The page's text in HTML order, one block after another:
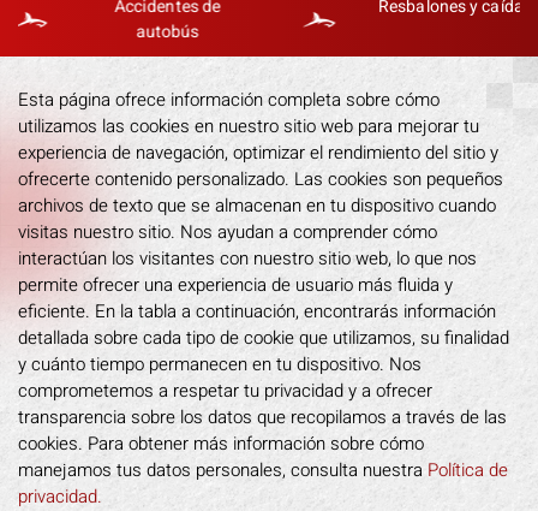
Accidentes de
Resbalones y caídas
Esta página ofrece información completa sobre cómo
utilizamos las cookies en nuestro sitio web para mejorar tu
experiencia de navegación, optimizar el rendimiento del sitio y
ofrecerte contenido personalizado. Las cookies son pequeños
archivos de texto que se almacenan en tu dispositivo cuando
visitas nuestro sitio. Nos ayudan a comprender cómo
interactúan los visitantes con nuestro sitio web, lo que nos
permite ofrecer una experiencia de usuario más fluida y
eficiente. En la tabla a continuación, encontrarás información
detallada sobre cada tipo de cookie que utilizamos, su finalidad
y cuánto tiempo permanecen en tu dispositivo. Nos
comprometemos a respetar tu privacidad y a ofrecer
transparencia sobre los datos que recopilamos a través de las
cookies. Para obtener más información sobre cómo
manejamos tus datos personales, consulta nuestra Política de
privacidad.